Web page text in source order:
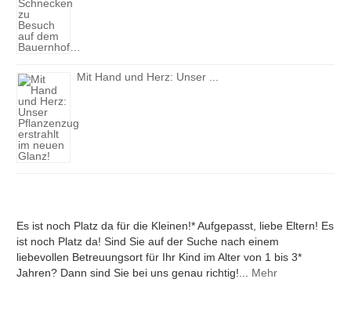
Mit Hand und Herz: Unser ...
Es ist noch Platz da für die Kleinen!* Aufgepasst, liebe Eltern! Es
ist noch Platz da! Sind Sie auf der Suche nach einem
liebevollen Betreuungsort für Ihr Kind im Alter von 1 bis 3*
Jahren? Dann sind Sie bei uns genau richtig!... Mehr